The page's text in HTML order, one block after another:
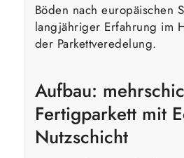
Böden nach europäischen
langjähriger Erfahrung im
der Parkettveredelung.
Aufbau:
Fertigparkett mit
Nutzschicht